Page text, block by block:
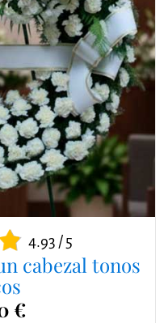
4.93 / 5
cabezal tonos
€